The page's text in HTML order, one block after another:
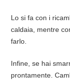
Lo si fa con i
caldaia, mentre
farlo.
Infine, se hai
prontamente.